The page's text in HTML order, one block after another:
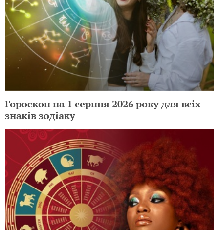
Гороскоп на 1 серпня 2026 року для всіх
знаків зодіаку